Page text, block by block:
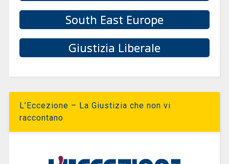
South East Europe
Giustizia Liberale
L’Eccezione – La Giustizia che non vi
raccontano